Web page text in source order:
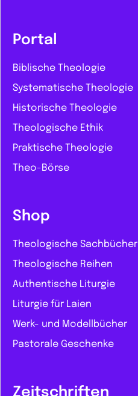
Portal
Biblische Theologie
Systematische Theologie
Historische Theologie
Theologische Ethik
Praktische Theologie
Theo-Börse
Shop
Theologische Sachbücher
Theologische Reihen
Authentische Liturgie
Liturgie für Laien
Werk- und Modellbücher
Pastorale Geschenke
Zeitschriften